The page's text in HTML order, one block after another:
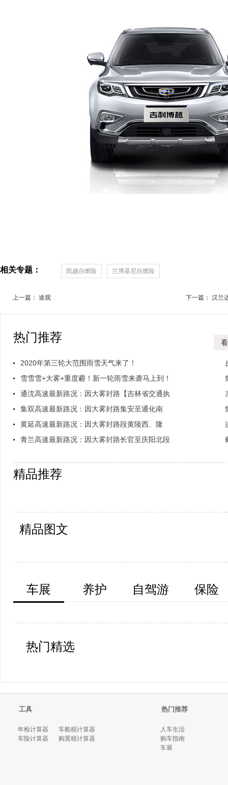
相关专题： 凯越自燃险 兰博基尼自燃险
上一篇： 途观 下一篇： 汉兰
热门推荐
2020年第三轮大范围雨雪天气来了！
雪雪雪+大雾+重度霾！新一轮雨雪来袭马上到！
通沈高速最新路况：因大雾封路【吉林省交通执
法..集双高速最新路况：因大雾封路集安至通化南
站，..
黄延高速最新路况：因大雾封路段黄陵西、隆
坊、..
青兰高速最新路况：因大雾封路长官至庆阳北段
精品推荐
精品图文
车展 养护 自驾游 保险
热门精选
工具
年检计算器
车船税计算器
车险计算器
购置税计算器
热门推荐
人车生活
购车指南
车展